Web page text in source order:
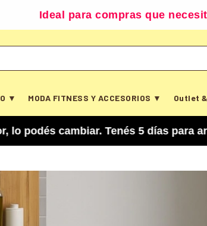
Ideal para compras que
▼ MODA FITNESS Y ACCESORIOS ▼ Outlet
Tenés 5 días para